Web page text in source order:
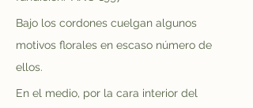
Bajo los cordones cuelgan algunos
motivos florales en escaso número de
ellos.
En el medio, por la cara interior del